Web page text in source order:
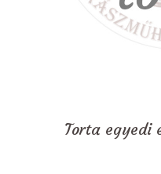
Torta egyedi